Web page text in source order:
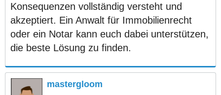
Konsequenzen vollständig versteht und
akzeptiert. Ein Anwalt für Immobilienrecht
oder ein Notar kann euch dabei unterstützen,
die beste Lösung zu finden.
mastergloom